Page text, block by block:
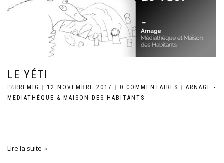
LE YÉTI
PARREMIG | 12 NOVEMBRE 2017 | 0 COMMENTAIRES | ARNAGE -
MEDIATHÈQUE & MAISON DES HABITANTS
Lire la suite